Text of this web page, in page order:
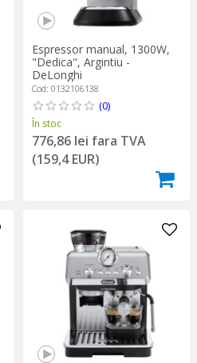
Espressor manual, 1300W,
"Dedica", Argintiu -
DeLonghi
Cod: 0132106138
(0)
În stoc
776,86 lei fara TVA
(159,4 EUR)